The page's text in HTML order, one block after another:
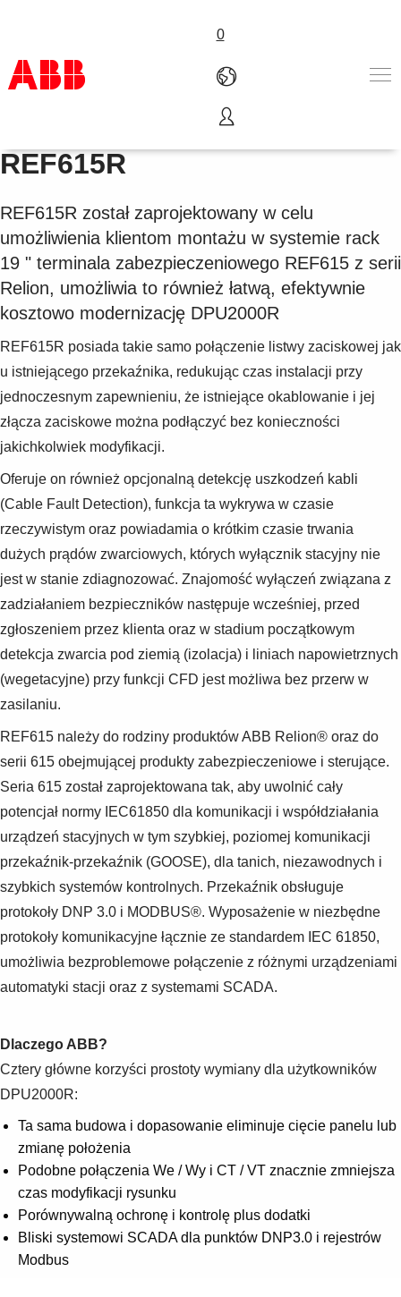
0
Produkty i rozwiązania
Branże
About us
Złóż zamówienie
Skontaktuj się z nami
Kariera
Suggestions
Products
See more products
Shopping list preview
Terminal zabezpieczeniowy
REF615R
REF615R został zaprojektowany w celu
umożliwienia klientom montażu w systemie rack
19 " terminala zabezpieczeniowego REF615 z serii
Relion, umożliwia to również łatwą, efektywnie
kosztowo modernizację DPU2000R
REF615R posiada takie samo połączenie listwy zaciskowej jak
u istniejącego przekaźnika, redukując czas instalacji przy
jednoczesnym zapewnieniu, że istniejące okablowanie i jej
złącza zaciskowe można podłączyć bez konieczności
jakichkolwiek modyfikacji.
Oferuje on również opcjonalną detekcję uszkodzeń kabli
(Cable Fault Detection), funkcja ta wykrywa w czasie
rzeczywistym oraz powiadamia o krótkim czasie trwania
dużych prądów zwarciowych, których wyłącznik stacyjny nie
jest w stanie zdiagnozować. Znajomość wyłączeń związana z
zadziałaniem bezpieczników następuje wcześniej, przed
zgłoszeniem przez klienta oraz w stadium początkowym
detekcja zwarcia pod ziemią (izolacja) i liniach napowietrznych
(wegetacyjne) przy funkcji CFD jest możliwa bez przerw w
zasilaniu.
REF615 należy do rodziny produktów ABB Relion® oraz do
serii 615 obejmującej produkty zabezpieczeniowe i sterujące.
Seria 615 został zaprojektowana tak, aby uwolnić cały
potencjał normy IEC61850 dla komunikacji i współdziałania
urządzeń stacyjnych w tym szybkiej, poziomej komunikacji
przekaźnik-przekaźnik (GOOSE), dla tanich, niezawodnych i
szybkich systemów kontrolnych. Przekaźnik obsługuje
protokoły DNP 3.0 i MODBUS®. Wyposażenie w niezbędne
protokoły komunikacyjne łącznie ze standardem IEC 61850,
umożliwia bezproblemowe połączenie z różnymi urządzeniami
automatyki stacji oraz z systemami SCADA.
Dlaczego ABB?
Cztery główne korzyści prostoty wymiany dla użytkowników
DPU2000R:
Ta sama budowa i dopasowanie eliminuje cięcie panelu lub
zmianę położenia
Podobne połączenia We / Wy i CT / VT znacznie zmniejsza
czas modyfikacji rysunku
Porównywalną ochronę i kontrolę plus dodatki
Bliski systemowi SCADA dla punktów DNP3.0 i rejestrów
Modbus